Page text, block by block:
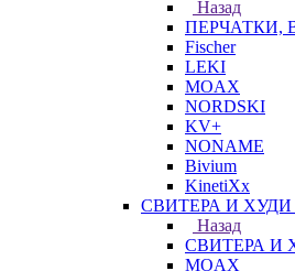
Назад
ПЕРЧАТКИ,
Fischer
LEKI
MOAX
NORDSKI
KV+
NONAME
Bivium
KinetiXx
СВИТЕРА И ХУДИ
Назад
СВИТЕРА И
MOAX